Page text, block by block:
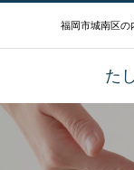
福岡市城南区の
た